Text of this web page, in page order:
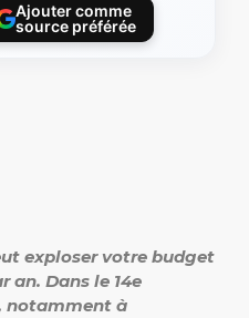
Ajouter comme
source préférée
exploser votre budget
an. Dans le 14e
notamment à